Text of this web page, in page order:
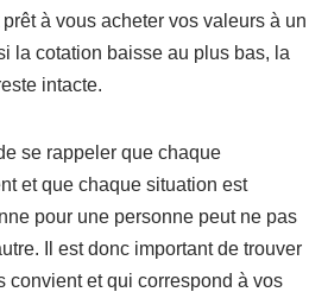
à vous acheter vos valeurs à un
la cotation baisse au plus bas, la
intacte.
se rappeler que chaque
et que chaque situation est
pour une personne peut ne pas
Il est donc important de trouver
convient et qui correspond à vos